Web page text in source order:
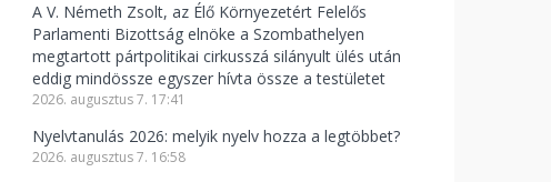
A V. Németh Zsolt, az Élő Környezetért Felelős
Parlamenti Bizottság elnöke a Szombathelyen
megtartott pártpolitikai cirkusszá silányult ülés után
eddig mindössze egyszer hívta össze a testületet
2026. augusztus 7. 17:41
Nyelvtanulás 2026: melyik nyelv hozza a legtöbbet?
2026. augusztus 7. 16:58